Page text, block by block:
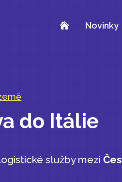
 Novinky
do Itálie
služby mezi